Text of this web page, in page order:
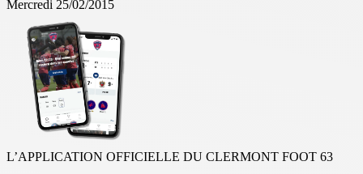
Mercredi 25/02/2015
L’APPLICATION OFFICIELLE DU CLERMONT FOOT 63